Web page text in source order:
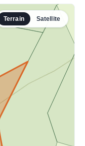
Terrain Satellite